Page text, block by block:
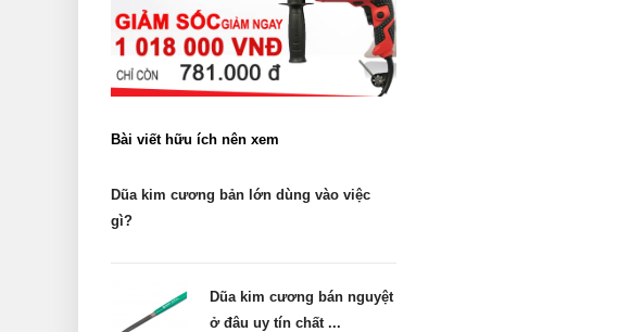
Bài viết hữu ích nên xem
Dũa kim cương bản lớn dùng vào việc
gì?
Dũa kim cương bán nguyệt
ở đâu uy tín chất ...